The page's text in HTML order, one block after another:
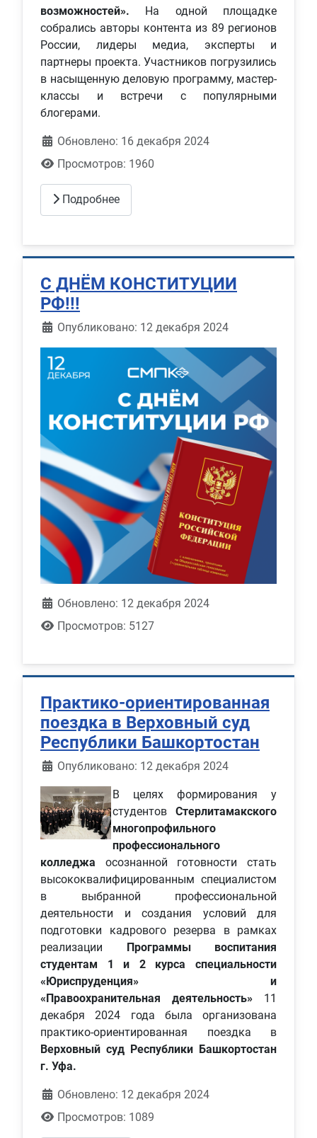
возможностей». На одной площадке
собрались авторы контента из 89 регионов
России, лидеры медиа, эксперты и
партнеры проекта. Участников погрузились
в насыщенную деловую программу, мастер-
классы и встречи с популярными
блогерами.
Обновлено: 16 декабря 2024
Просмотров: 1960
Подробнее
С ДНЁМ КОНСТИТУЦИИ
РФ!!!
Информация о материале
Опубликовано: 12 декабря 2024
Обновлено: 12 декабря 2024
Просмотров: 5127
Практико-ориентированная
поездка в Верховный суд
Республики Башкортостан
Информация о материале
Опубликовано: 12 декабря 2024
В целях формирования у
студентов Стерлитамакского
многопрофильного
профессионального
колледжа осознанной готовности стать
высококвалифицированным специалистом
в выбранной профессиональной
деятельности и создания условий для
подготовки кадрового резерва в рамках
реализации Программы воспитания
студентам 1 и 2 курса специальности
«Юриспруденция» и
«Правоохранительная деятельность» 11
декабря 2024 года была организована
практико-ориентированная поездка в
Верховный суд Республики Башкортостан
г. Уфа.
Обновлено: 12 декабря 2024
Просмотров: 1089